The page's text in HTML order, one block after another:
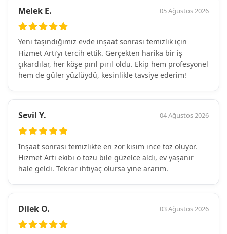
Melek E. 05 Ağustos 2026
Yeni taşındığımız evde inşaat sonrası temizlik için
Hizmet Artı’yı tercih ettik. Gerçekten harika bir iş
çıkardılar, her köşe pırıl pırıl oldu. Ekip hem profesyonel
hem de güler yüzlüydü, kesinlikle tavsiye ederim!
Sevil Y. 04 Ağustos 2026
İnşaat sonrası temizlikte en zor kısım ince toz oluyor.
Hizmet Artı ekibi o tozu bile güzelce aldı, ev yaşanır
hale geldi. Tekrar ihtiyaç olursa yine ararım.
Dilek O. 03 Ağustos 2026